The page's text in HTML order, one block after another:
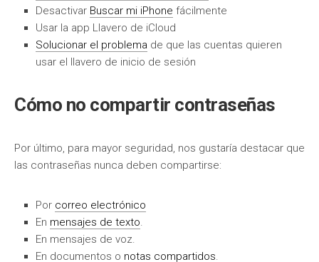
Desactivar Buscar mi iPhone fácilmente
Usar la app Llavero de iCloud
Solucionar el problema de que las cuentas quieren
usar el llavero de inicio de sesión
Cómo no compartir contraseñas
Por último, para mayor seguridad, nos gustaría destacar que
las contraseñas nunca deben compartirse:
Por correo electrónico
En mensajes de texto.
En mensajes de voz.
En documentos o notas compartidos.